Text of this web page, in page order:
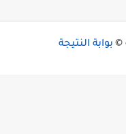
بوابة النتيجة